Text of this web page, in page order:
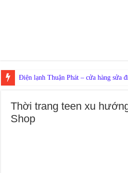
Nếu ở Đống
Thời trang teen xu
Shop